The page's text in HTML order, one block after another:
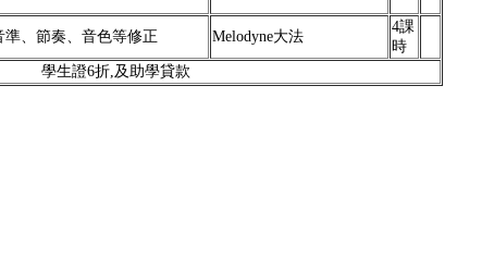
準、節奏、音色等修正 Melodyne大法
4課
時
學生證6折,及助學貸款